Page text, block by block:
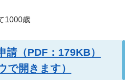
1000歳
請（PDF：179KB）
で開きます）